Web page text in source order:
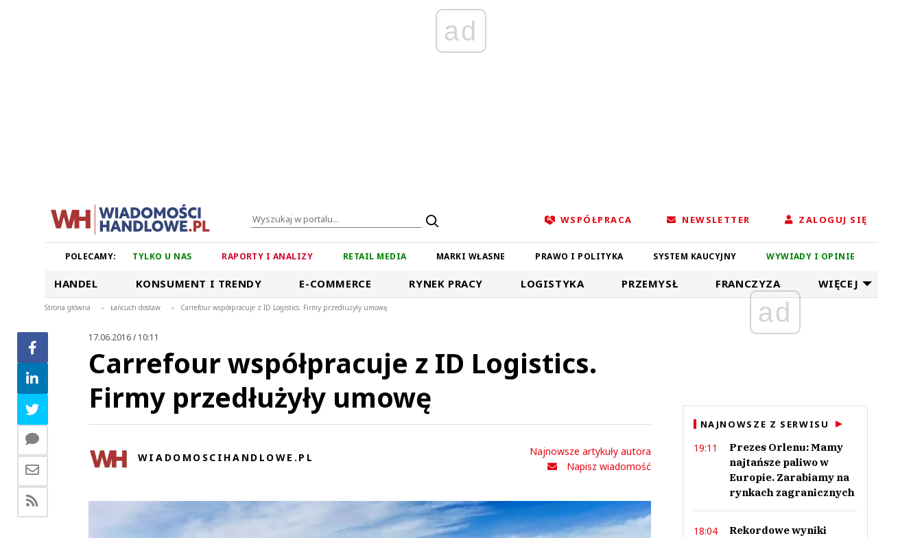
ad
WSPÓŁPRACA NEWSLETTER ZALOGUJ SIĘ
POLECAMY: TYLKO U NAS RAPORTY I ANALIZY RETAIL MEDIA MARKI WŁASNE PRAWO I POLITYKA SYSTEM KAUCYJNY WYWIADY I OPINIE
HANDEL KONSUMENT I TRENDY E-COMMERCE RYNEK PRACY LOGISTYKA PRZEMYSŁ FRANCZYZA WIĘCEJ
Strona główna > Łańcuch dostaw > Carrefour współpracuje z ID Logistics. Firmy przedłużyły umowę
17.06.2016 / 10:11
Carrefour współpracuje z ID Logistics.
Firmy przedłużyły umowę
WIADOMOSCIHANDLOWE.PL
Najnowsze artykuły autora
Napisz wiadomość
ad
NAJNOWSZE Z SERWISU
19:11
Prezes Orlenu: Mamy
najtańsze paliwo w
Europie. Zarabiamy na
rynkach zagranicznych
18:04
Rekordowe wyniki